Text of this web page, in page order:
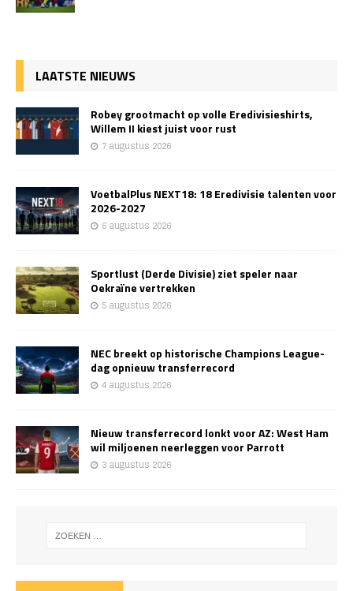
LAATSTE NIEUWS
Robey grootmacht op volle Eredivisieshirts,
Willem II kiest juist voor rust
7 augustus 2026
VoetbalPlus NEXT18: 18 Eredivisie talenten voor
2026-2027
6 augustus 2026
Sportlust (Derde Divisie) ziet speler naar
Oekraïne vertrekken
5 augustus 2026
NEC breekt op historische Champions League-
dag opnieuw transferrecord
4 augustus 2026
Nieuw transferrecord lonkt voor AZ: West Ham
wil miljoenen neerleggen voor Parrott
3 augustus 2026